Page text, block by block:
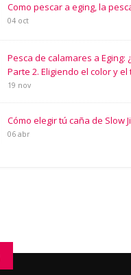
Como pescar a eging, la
04 oct
Pesca de calamares a Eging:
Parte 2. Eligiendo el color y
19 nov
Cómo elegir tú caña de Slow
06 abr